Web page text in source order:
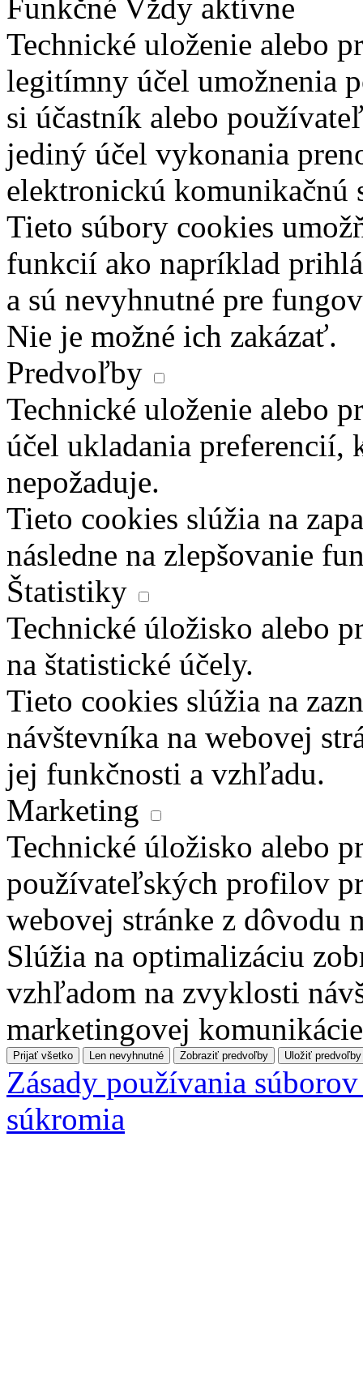
Funkčné Vždy aktívne
Technické uloženie alebo
legitímny účel umožnenia
si účastník alebo
jediný účel vykonania
elektronickú komunikačnú
Tieto súbory cookies
funkcií ako napríklad
a sú nevyhnutné pre
Nie je možné ich zakázať.
Predvoľby
Technické uloženie alebo
účel ukladania preferencií,
nepožaduje.
Tieto cookies slúžia na
následne na zlepšovanie
Štatistiky
Technické úložisko alebo
na štatistické účely.
Tieto cookies slúžia na
návštevníka na webovej
jej funkčnosti a vzhľadu.
Marketing
Technické úložisko alebo
používateľských profilov
webovej stránke z dôvodu
Slúžia na optimalizáciu
vzhľadom na zvyklosti
marketingovej
Prijať všetko Len nevyhnutné Zobraziť predvoľby Uložiť predvoľby
Zásady používania
súkromia